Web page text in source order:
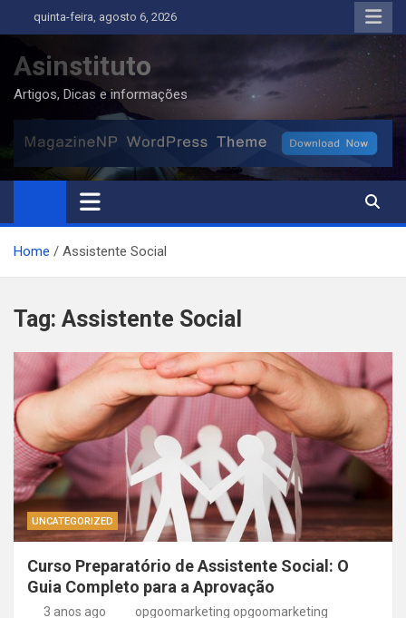
to
content
quinta-feira, agosto 6, 2026
Asinstituto
Artigos, Dicas e informações
Home Assistente Social
Tag: Assistente Social
UNCATEGORIZED
Curso Preparatório de Assistente Social: O
Guia Completo para a Aprovação
3 anos ago
opgoomarketing opgoomarketing